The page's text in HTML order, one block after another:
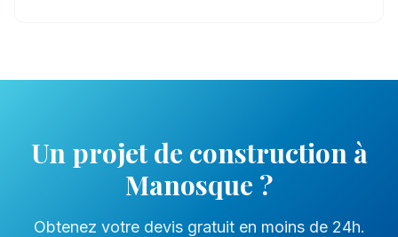
Un projet de constructionà
Manosque ?
Obtenez votre devis gratuit en moins de 24h.